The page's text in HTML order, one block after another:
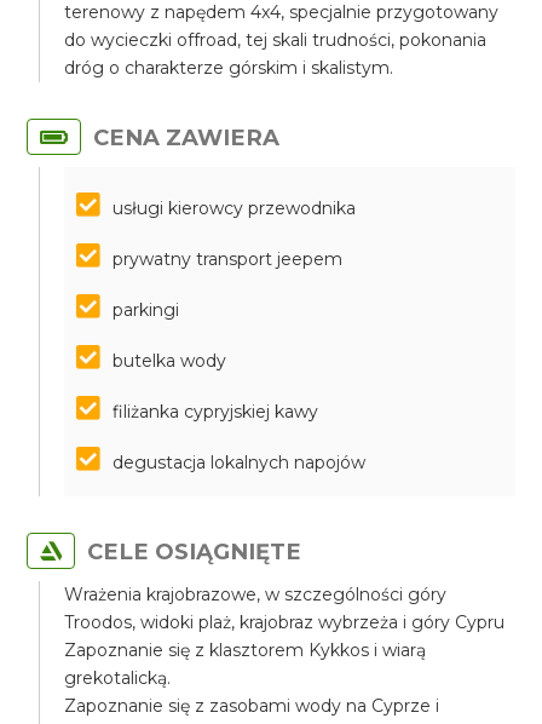
terenowy z napędem 4x4, specjalnie przygotowany
do wycieczki offroad, tej skali trudności, pokonania
dróg o charakterze górskim i skalistym.
CENA ZAWIERA
usługi kierowcy przewodnika
prywatny transport jeepem
parkingi
butelka wody
filiżanka cypryjskiej kawy
degustacja lokalnych napojów
CELE OSIĄGNIĘTE
Wrażenia krajobrazowe, w szczególności góry
Troodos, widoki plaż, krajobraz wybrzeża i góry Cypru
Zapoznanie się z klasztorem Kykkos i wiarą
grekotalicką.
Zapoznanie się z zasobami wody na Cyprze i